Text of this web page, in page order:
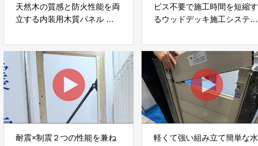
天然木の質感と防火性能を両
立する内装用木質パネル
モクパネル）」 合同会社サ
ンパテック
ビス不要で施工時間を短縮す
るウッドデッキ施工システム
JAPAN
耐震×制震２つの性能を兼ね 軽くて強い組み立て簡単な水